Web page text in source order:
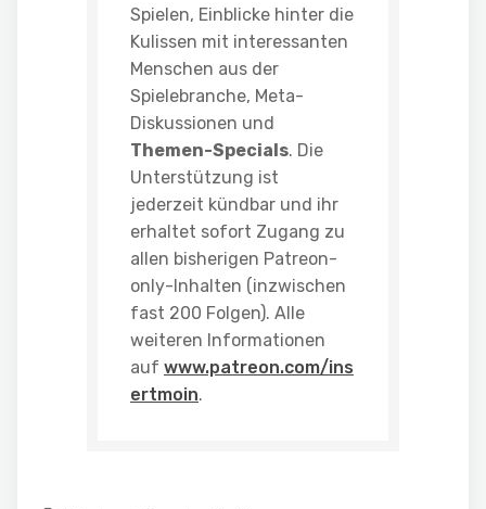
Spielen, Einblicke hinter die
Kulissen mit interessanten
Menschen aus der
Spielebranche, Meta-
Diskussionen und
Themen-Specials. Die
Unterstützung ist
jederzeit kündbar und ihr
erhaltet sofort Zugang zu
allen bisherigen Patreon-
only-Inhalten (inzwischen
fast 200 Folgen). Alle
weiteren Informationen
auf www.patreon.com/ins
ertmoin.